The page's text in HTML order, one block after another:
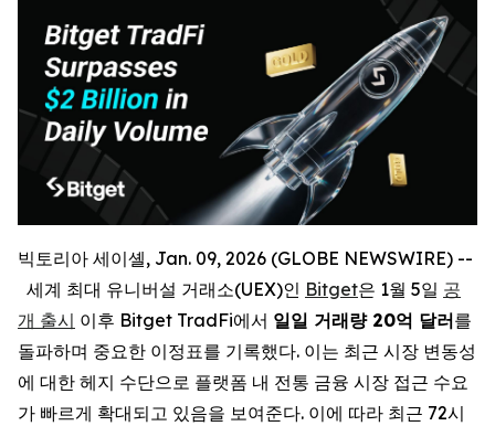
빅토리아 세이셸, Jan. 09, 2026 (GLOBE NEWSWIRE) --
세계 최대 유니버설 거래소(UEX)인 Bitget은 1월 5일 공
개 출시 이후 Bitget TradFi에서 일일 거래량 20억 달러를
돌파하며 중요한 이정표를 기록했다. 이는 최근 시장 변동성
에 대한 헤지 수단으로 플랫폼 내 전통 금융 시장 접근 수요
가 빠르게 확대되고 있음을 보여준다. 이에 따라 최근 72시